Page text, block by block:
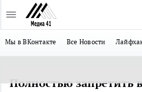
Мы в ВКонтакте Все Новости
Полностью запретить